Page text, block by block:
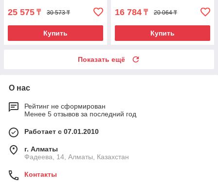
25 575 ₸ 30 573 ₸
Купить
16 784 ₸ 20 064 ₸
Купить
Показать ещё
О нас
Рейтинг не сформирован
Менее 5 отзывов за последний год
Работает с 07.01.2010
г. Алматы
Фадеева, 14, Алматы, Казахстан
Контакты